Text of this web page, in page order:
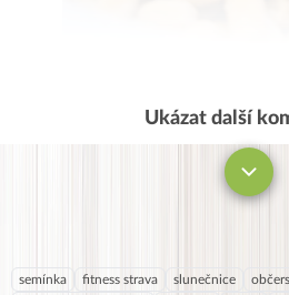
Ukázat další
semínka fitness strava slunečnice